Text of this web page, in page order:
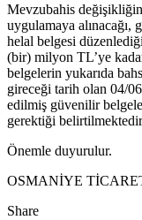
Mevzubahis
uygulamaya alınacağı,
helal belgesi
(bir) milyon TL’ye
belgelerin yukarıda
gireceği tarih olan 04/
edilmiş güvenilir
gerektiği
Önemle duyurulur.
OSMANİYE
Share